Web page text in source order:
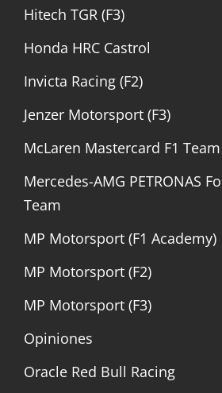
Hitech TGR (F3)
Honda HRC Castrol
Invicta Racing (F2)
Jenzer Motorsport (F3)
McLaren Mastercard F1 Team
Mercedes-AMG PETRONAS
Team
MP Motorsport (F1 Academy)
MP Motorsport (F2)
MP Motorsport (F3)
Opiniones
Oracle Red Bull Racing